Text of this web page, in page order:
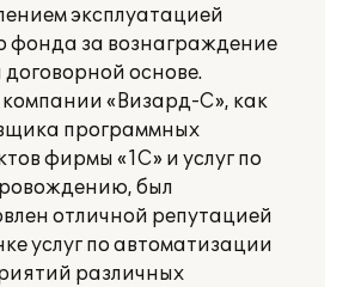
эксплуатацией
фонда за вознаграждение
договорной основе.
«Визард-С», как
программных
фирмы «1С» и услуг по
был
отличной репутацией
услуг по автоматизации
различных